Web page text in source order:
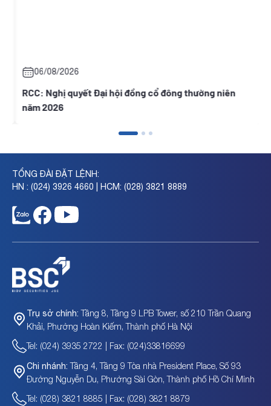
06/08/2026
RCC: Nghị quyết Đại hội đồng cổ đông thường niên
năm 2026
TỔNG ĐÀI ĐẶT LỆNH:
HN : (024) 3926 4660 | HCM: (028) 3821 8889
Trụ sở chính: Tầng 8, Tầng 9 LPB Tower, số 210 Trần Quang
Khải, Phường Hoàn Kiếm, Thành phố Hà Nội
Tel: (024) 3935 2722 | Fax: (024)33816699
Chi nhánh: Tầng 4, Tầng 9 Tòa nhà President Place, Số 93
Đường Nguyễn Du, Phường Sài Gòn, Thành phố Hồ Chí Minh
Tel: (028) 3821 8885 | Fax: (028) 3821 8879